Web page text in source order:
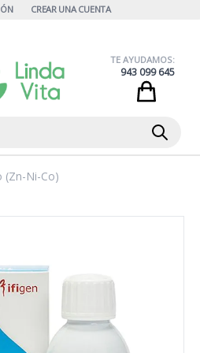
CREAR UNA CUENTA
Buscar
TE AYUDAMOS:
943 099 645
(Zn-Ni-Co)